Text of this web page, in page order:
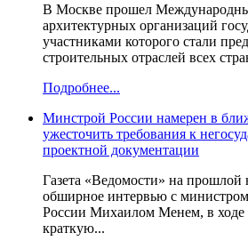
В Москве прошел
архитектурных организаций
участниками которого стали
строительных отраслей всех
Подробнее...
Минстрой России намерен в
ужесточить требования к
проектной документации
Газета «Ведомости» на прошлой
обширное интервью с
России Михаилом Менем, в ходе
краткую...